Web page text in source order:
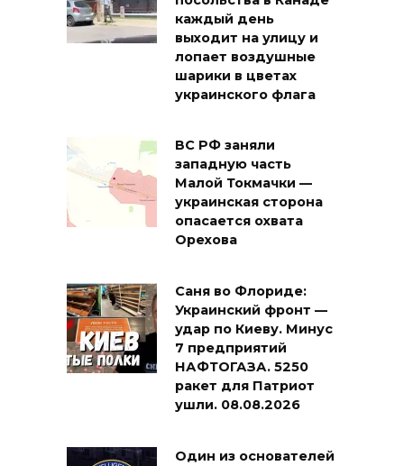
каждый день
выходит на улицу и
лопает воздушные
шарики в цветах
украинского флага
ВС РФ заняли
западную часть
Малой Токмачки —
украинская сторона
опасается охвата
Орехова
Саня во Флориде:
Украинский фронт —
удар по Киеву. Минус
7 предприятий
НАФТОГАЗА. 5250
ракет для Патриот
ушли. 08.08.2026
Один из основателей